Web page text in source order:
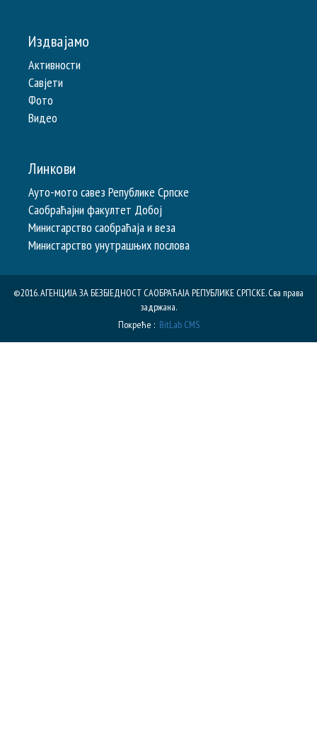
Издвајамо
Активности
Савјети
Фото
Видео
Линкови
Ауто-мото савез Републике Српске
Саобраћајни факултет Добој
Министарство саобраћаја и веза
Министарство унутрашњих послова
©2016. АГЕНЦИЈА ЗА БЕЗБЈЕДНОСТ САОБРАЋАЈА РЕПУБЛИКE СРПСКЕ. Сва права
задржана.
Покреће : BitLab CMS